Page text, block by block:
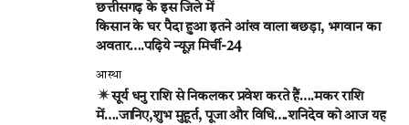
छत्तीसगढ़ के इस जिले में
किसान के घर पैदा हुआ इतने आंख वाला बछड़ा, भगवान का
अवतार….पढ़िये न्यूज़ मिर्ची-24
आस्था
सूर्य धनु राशि से निकलकर प्रवेश करते हैं….मकर राशि
में….जानिए,शुभ मुहूर्त, पूजा और विधि….शनिदेव को आज यह